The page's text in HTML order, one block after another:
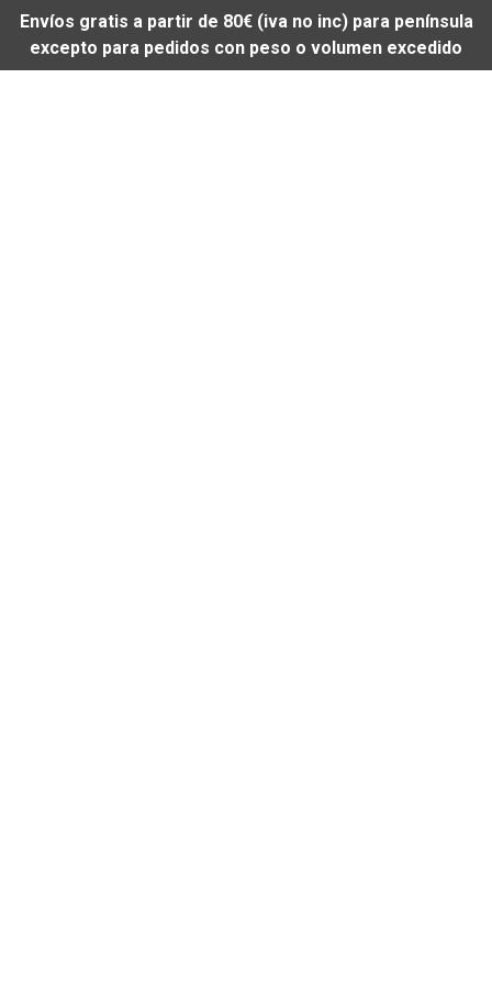
Envíos gratis a partir de 80€ (iva no inc) para península
excepto para pedidos con peso o volumen excedido